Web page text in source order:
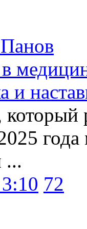
и
года
...
72